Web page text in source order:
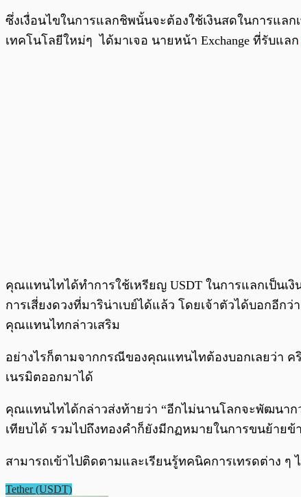
ซึ่งเงื่อนไขในการแลกชิพนั้นจะต้องใช้เงินสดในการแล
เทคโนโลยีใหม่ๆ ได้มาเจอ นายหน้า Exchange ที่รับแลก
คุณแทนไทได้ทำการใช้เหรียญ USDT ในการแลกเป็น
การเสี่ยงดวงที่มาริน่าเบย์ได้แล้ว โดยเจ้าตัวได้บอกอีกว่
คุณแทนไทกล่าวเสริม
อย่างไรก็ตามจากกรณีของคุณแทนไทต้องบอกเลยว่า ค
เนรมิตออกมาได้
คุณแทนไทได้กล่าวส่งท้ายว่า “อีกไม่นานโลกจะพัฒนา
เทียบได้ รวมไปถึงทองคำก็ยังมีกฏหมายในการขนย้าย
สามารถเข้าไปติดตามและเรียนรู้ทคนิคการเทรดต่าง ๆ
Tether (USDT)